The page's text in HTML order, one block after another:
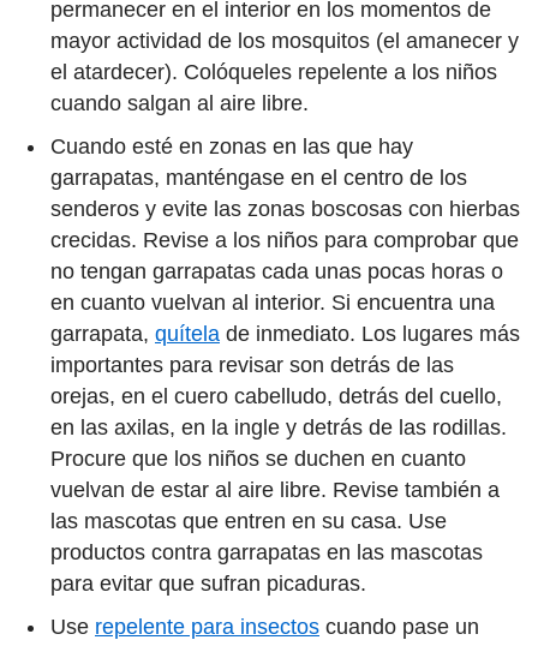
permanecer en el interior en los momentos de
mayor actividad de los mosquitos (el amanecer y
el atardecer). Colóqueles repelente a los niños
cuando salgan al aire libre.
Cuando esté en zonas en las que hay
garrapatas, manténgase en el centro de los
senderos y evite las zonas boscosas con hierbas
crecidas. Revise a los niños para comprobar que
no tengan garrapatas cada unas pocas horas o
en cuanto vuelvan al interior. Si encuentra una
garrapata, quítela de inmediato. Los lugares más
importantes para revisar son detrás de las
orejas, en el cuero cabelludo, detrás del cuello,
en las axilas, en la ingle y detrás de las rodillas.
Procure que los niños se duchen en cuanto
vuelvan de estar al aire libre. Revise también a
las mascotas que entren en su casa. Use
productos contra garrapatas en las mascotas
para evitar que sufran picaduras.
Use repelente para insectos cuando pase un